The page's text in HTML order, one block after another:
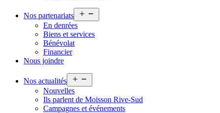
Nos partenariats
le
En denrées
Biens et services
Bénévolat
Financier
Nous joindre
Nos actualités
le
Nouvelles
Ils parlent de Moisson Rive-Sud
Campagnes et événements